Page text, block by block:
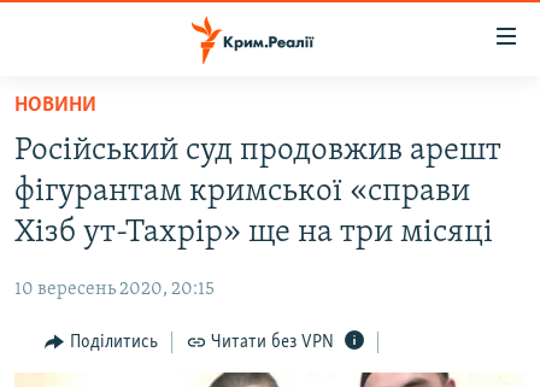
Перейти
основного
матеріалу
Перейти
до
основної
навігації
Перейти
до
ВОДА.КРИМ
ВІДЕО ТА ФОТО
БЛОГИ
ПОГЛЯД
НОВИНИ
Російський суд продовжив арешт
фігурантам кримської «справи
Хізб ут-Тахрір» ще на три місяці
10 вересень 2020, 20:15
Поділитись Читати без VPN